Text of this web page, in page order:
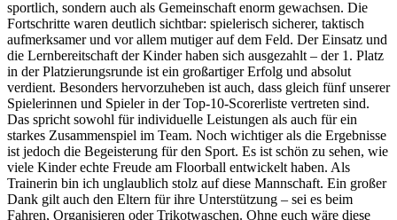
sportlich, sondern auch als Gemeinschaft enorm gewachsen. Die
Fortschritte waren deutlich sichtbar: spielerisch sicherer, taktisch
aufmerksamer und vor allem mutiger auf dem Feld. Der Einsatz und
die Lernbereitschaft der Kinder haben sich ausgezahlt – der 1. Platz
in der Platzierungsrunde ist ein großartiger Erfolg und absolut
verdient. Besonders hervorzuheben ist auch, dass gleich fünf unserer
Spielerinnen und Spieler in der Top-10-Scorerliste vertreten sind.
Das spricht sowohl für individuelle Leistungen als auch für ein
starkes Zusammenspiel im Team. Noch wichtiger als die Ergebnisse
ist jedoch die Begeisterung für den Sport. Es ist schön zu sehen, wie
viele Kinder echte Freude am Floorball entwickelt haben. Als
Trainerin bin ich unglaublich stolz auf diese Mannschaft. Ein großer
Dank gilt auch den Eltern für ihre Unterstützung – sei es beim
Fahren, Organisieren oder Trikotwaschen. Ohne euch wäre diese